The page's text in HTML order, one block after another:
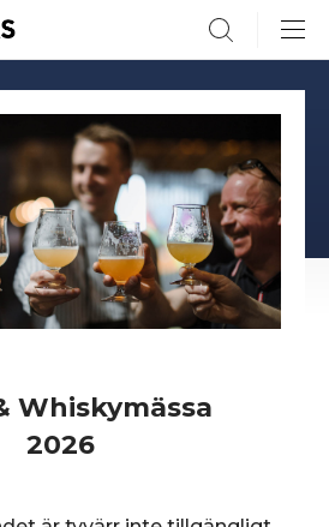
Search
Whisky­mässa
2026